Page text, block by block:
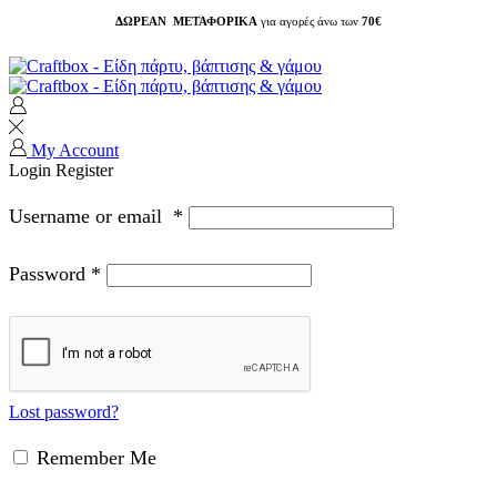
ΔΩΡΕΑΝ ΜΕΤΑΦΟΡΙΚΑ για αγορές άνω των 70€
My Account
Login Register
Username or email *
Password *
Lost password?
Remember Me